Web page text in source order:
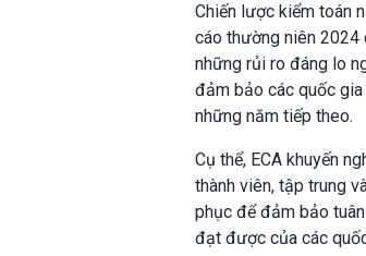
Chiến lược kiểm toán
cáo thường niên 2024
những rủi ro đáng lo
đảm bảo các quốc gia
những năm tiếp theo.
Cụ thể, ECA khuyến
thành viên, tập trung
phục để đảm bảo
đạt được của các